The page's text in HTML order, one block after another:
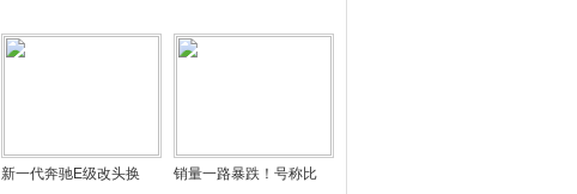
新一代奔驰E级改头换 销量一路暴跌！号称比